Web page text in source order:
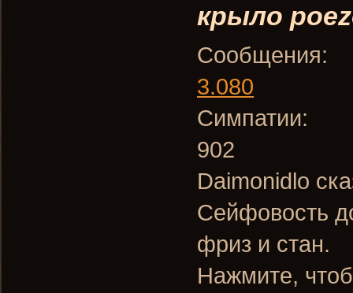
крыло
Сообщения:
3.080
Симпатии:
902
Daimonidlo
Сейфовость
фриз и стан.
Нажмите,